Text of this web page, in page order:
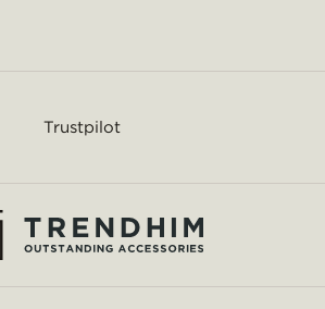
Trustpilot